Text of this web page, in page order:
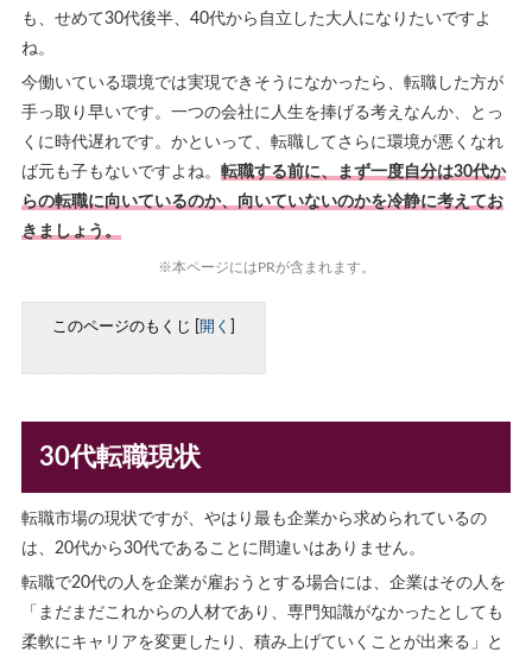
も、せめて30代後半、40代から自立した大人になりたいですよ
ね。
今働いている環境では実現できそうになかったら、転職した方が
手っ取り早いです。一つの会社に人生を捧げる考えなんか、とっ
くに時代遅れです。かといって、転職してさらに環境が悪くなれ
ば元も子もないですよね。 転職する前に、まず一度自分は30代か
らの転職に向いているのか、向いていないのかを冷静に考えてお
きましょう。
※本ページにはPRが含まれます。
このページのもくじ 開く
30代転職現状
転職市場の現状ですが、やはり最も企業から求められているの
は、20代から30代であることに間違いはありません。
転職で20代の人を企業が雇おうとする場合には、企業はその人を
「まだまだこれからの人材であり、専門知識がなかったとしても
柔軟にキャリアを変更したり、積み上げていくことが出来る」と